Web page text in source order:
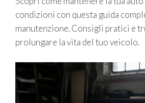
condizioni con questa guida
manutenzione. Consigli pratici e
prolungare la vita del tuo veicolo.